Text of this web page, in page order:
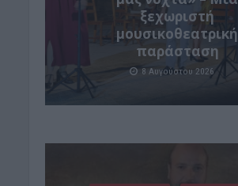
ξεχωριστή
μουσικοθεατρική
παράσταση
8 Αυγούστου 2026